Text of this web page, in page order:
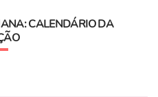
CALENDÁRIO DA